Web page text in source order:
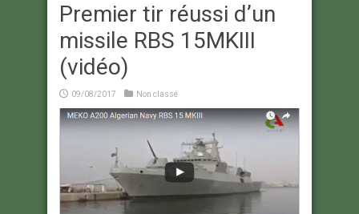
Premier tir réussi d’un
missile RBS 15MKIII
(vidéo)
09/08/2017 Non classé